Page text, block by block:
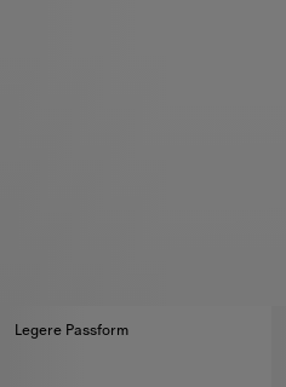
Legere Passform